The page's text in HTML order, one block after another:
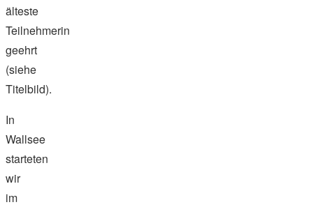
nach:
älteste
Teilnehmerin
geehrt
(siehe
Titelbild).
In
Wallsee
starteten
wir
im